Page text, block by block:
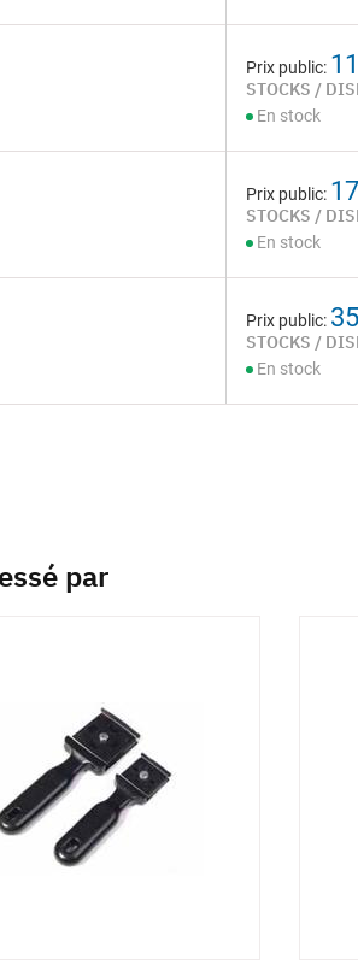
Prix public:
STOCKS /
En stock
Prix public:
STOCKS /
En stock
Prix public:
STOCKS /
En stock
par